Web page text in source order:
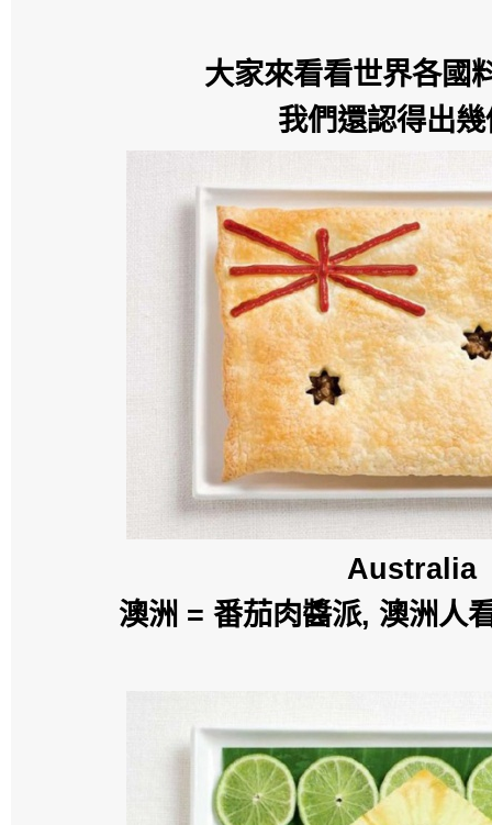
大家來看看世界各國
我們還認得出
Australia
澳洲 = 番茄肉醬派, 澳洲人